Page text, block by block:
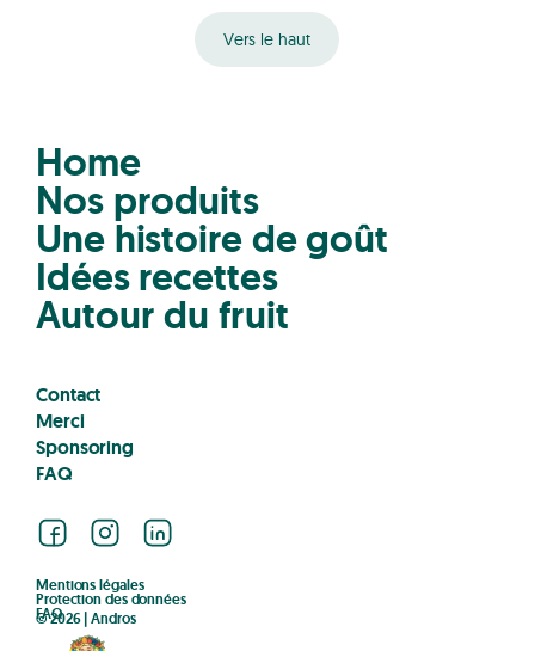
Home
Nos produits
Une histoire de goût
Idées recettes
Autour du fruit
Contact
Merci
Sponsoring
FAQ
Vers le haut
© 2026 | Andros
Mentions légales
Protection des données
FAQ
FacebookInstagramLinkedIn